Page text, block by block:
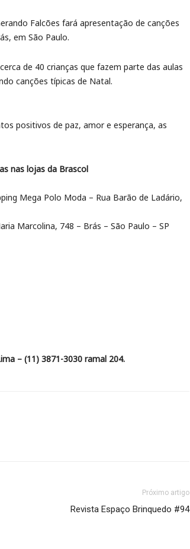
Falcões fará apresentação de canções
em São Paulo.
de 40 crianças que fazem parte das aulas
canções típicas de Natal.
positivos de paz, amor e esperança, as
nas lojas da Brascol
Mega Polo Moda – Rua Barão de Ladário,
Marcolina, 748 – Brás – São Paulo – SP
– (11) 3871-3030 ramal 204.
Próximo artigo
Revista Espaço Brinquedo #94